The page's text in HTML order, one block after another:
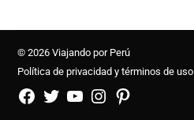
© 2026 Viajando por Perú
Política de privacidad y términos de uso
FB
TW YouTubeInstagramPinterest